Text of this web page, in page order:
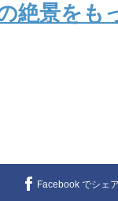
絶景をも
Facebook でシェ